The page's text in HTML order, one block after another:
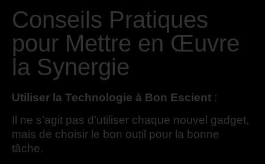
Conseils Pratiques
pour Mettre en Œuvre
la Synergie
Utiliser la Technologie à Bon Escient :
Il ne s’agit pas d’utiliser chaque nouvel gadget,
mais de choisir le bon outil pour la bonne
tâche.